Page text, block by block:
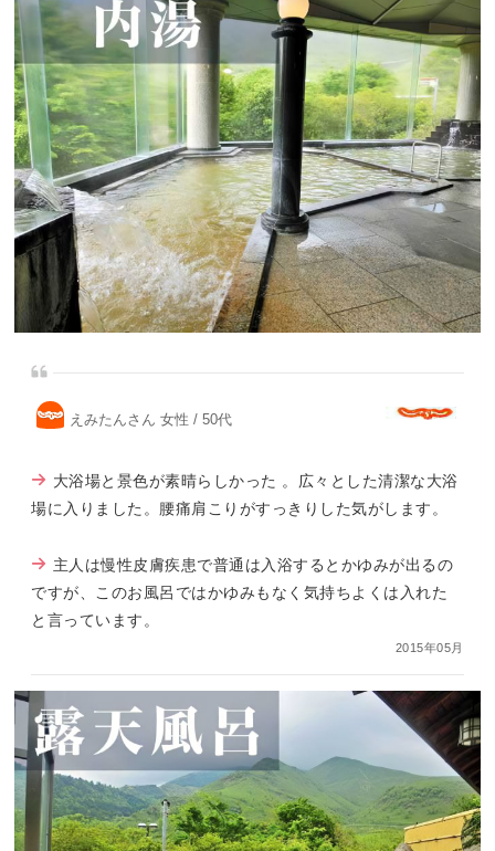
えみたんさん 女性 / 50代
大浴場と景色が素晴らしかった 。広々とした清潔な大浴
場に入りました。腰痛肩こりがすっきりした気がします。
主人は慢性皮膚疾患で普通は入浴するとかゆみが出るの
ですが、このお風呂ではかゆみもなく気持ちよくは入れた
と言っています。
2015年05月